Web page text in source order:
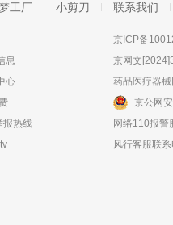
工厂 小剪刀 联系我们
息
心
报热线
京ICP备
京网文
药品医疗器
京公网
网络110报警
风行客服联